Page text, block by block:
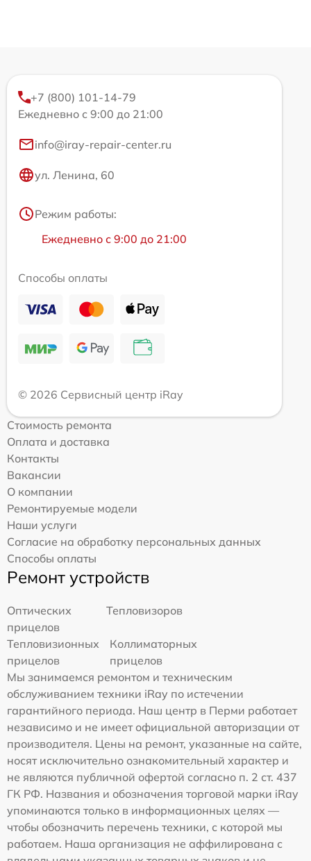
+7 (800) 101-14-79
Ежедневно с 9:00 до 21:00
info@iray-repair-center.ru
ул. Ленина, 60
Режим работы:
Ежедневно с 9:00 до 21:00
Способы оплаты
© 2026 Сервисный центр iRay
Стоимость ремонта
Оплата и доставка
Контакты
Вакансии
О компании
Ремонтируемые модели
Наши услуги
Согласие на обработку персональных данных
Способы оплаты
Ремонт устройств
Оптических
прицелов
Тепловизоров
Тепловизионных
прицелов
Коллиматорных
прицелов
Мы занимаемся ремонтом и техническим
обслуживанием техники iRay по истечении
гарантийного периода. Наш центр в Перми работает
независимо и не имеет официальной авторизации от
производителя. Цены на ремонт, указанные на сайте,
носят исключительно ознакомительный характер и
не являются публичной офертой согласно п. 2 ст. 437
ГК РФ. Названия и обозначения торговой марки iRay
упоминаются только в информационных целях —
чтобы обозначить перечень техники, с которой мы
работаем. Наша организация не аффилирована с